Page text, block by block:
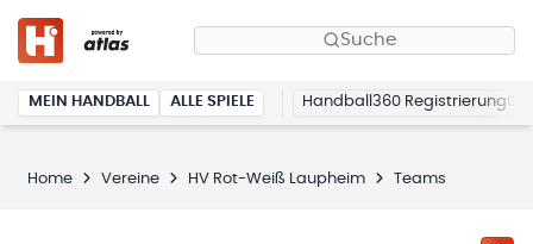
Suche
MEIN HANDBALL ALLE SPIELE Handball360 Registrierung
Home Vereine HV Rot-Weiß Laupheim Teams